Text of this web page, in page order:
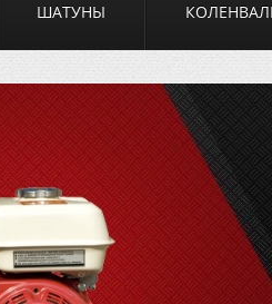
ШАТУНЫ